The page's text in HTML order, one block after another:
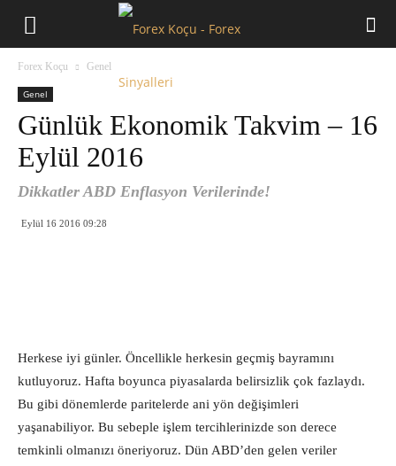
Forex Koçu Genel
Genel
Günlük Ekonomik Takvim – 16
Eylül 2016
Dikkatler ABD Enflasyon Verilerinde!
Eylül 16 2016 09:28
Herkese iyi günler. Öncellikle herkesin geçmiş bayramını
kutluyoruz. Hafta boyunca piyasalarda belirsizlik çok fazlaydı.
Bu gibi dönemlerde paritelerde ani yön değişimleri
yaşanabiliyor. Bu sebeple işlem tercihlerinizde son derece
temkinli olmanızı öneriyoruz. Dün ABD’den gelen veriler